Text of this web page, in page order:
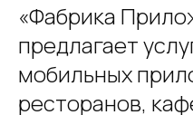
«Фабрика
предлагает
мобильных
ресторанов,